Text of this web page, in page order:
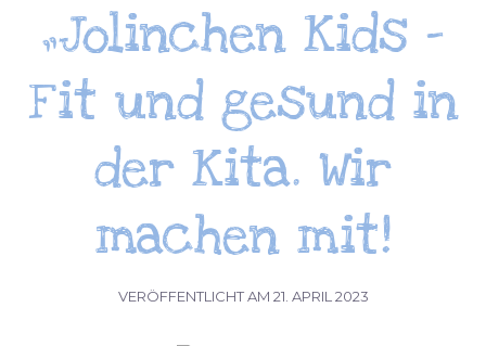
„Jolinchen Kids –
Fit und gesund in
der Kita. Wir
machen mit!
VERÖFFENTLICHT AM 21. APRIL 2023